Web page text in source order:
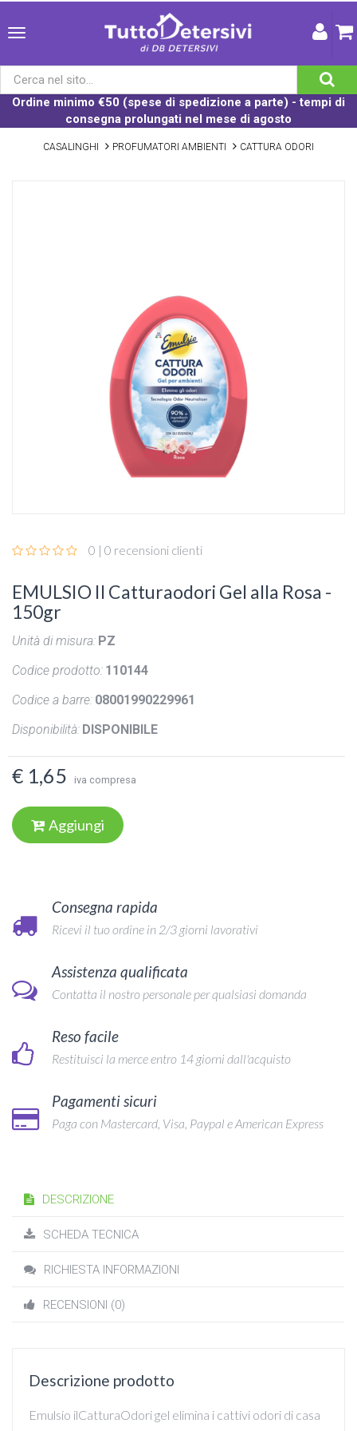
Ordine minimo €50 (spese di spedizione a parte) - tempi di
consegna prolungati nel mese di agosto
CASALINGHI PROFUMATORI AMBIENTI CATTURA ODORI
0 | 0 recensioni clienti
EMULSIO Il Catturaodori Gel alla Rosa -
150gr
Unità di misura: PZ
Codice prodotto: 110144
Codice a barre: 08001990229961
Disponibilità: DISPONIBILE
€ 1,65 iva compresa
Aggiungi
Consegna rapida
Ricevi il tuo ordine in 2/3 giorni lavorativi
Assistenza qualificata
Contatta il nostro personale per qualsiasi domanda
Reso facile
Restituisci la merce entro 14 giorni dall'acquisto
Pagamenti sicuri
Paga con Mastercard, Visa, Paypal e American Express
DESCRIZIONE
SCHEDA TECNICA
RICHIESTA INFORMAZIONI
RECENSIONI (0)
Descrizione prodotto
Emulsio ilCatturaOdori gel elimina i cattivi odori di casa